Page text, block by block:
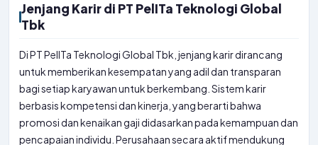
Jenjang Karir di PT PelITa Teknologi Global
Tbk
Di PT PelITa Teknologi Global Tbk, jenjang karir dirancang
untuk memberikan kesempatan yang adil dan transparan
bagi setiap karyawan untuk berkembang. Sistem karir
berbasis kompetensi dan kinerja, yang berarti bahwa
promosi dan kenaikan gaji didasarkan pada kemampuan dan
pencapaian individu. Perusahaan secara aktif mendukung